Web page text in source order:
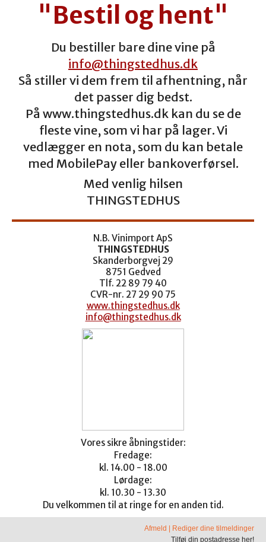
"Bestil og hent"
Du bestiller bare dine vine på
info@thingstedhus.dk
Så stiller vi dem frem til afhentning, når
det passer dig bedst.
På www.thingstedhus.dk kan du se de
fleste vine, som vi har på lager. Vi
vedlægger en nota, som du kan betale
med MobilePay eller bankoverførsel.
Med venlig hilsen
THINGSTEDHUS
N.B. Vinimport ApS
THINGSTEDHUS
Skanderborgvej 29
8751 Gedved
Tlf. 22 89 79 40
CVR-nr. 27 29 90 75
www.thingstedhus.dk
info@thingstedhus.dk
Vores sikre åbningstider:
Fredage:
kl. 14.00 - 18.00
Lørdage:
kl. 10.30 - 13.30
Du velkommen til at ringe for en anden tid.
Afmeld
Rediger dine tilmeldinger
Tilføj din postadresse her!